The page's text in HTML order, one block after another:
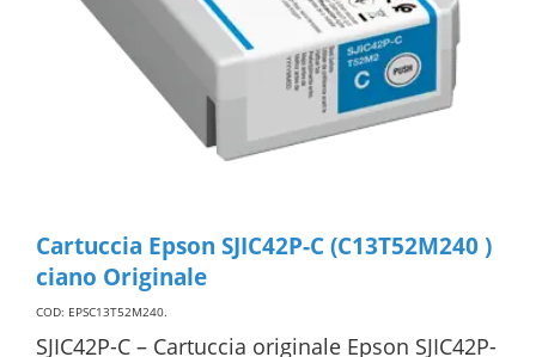
Cartuccia Epson SJIC42P-C (C13T52M240 )
ciano Originale
COD: EPSC13T52M240.
SJIC42P-C – Cartuccia originale Epson SJIC42P-